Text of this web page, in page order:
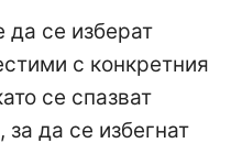
да се изберат
с конкретния
се спазват
за да се избегнат